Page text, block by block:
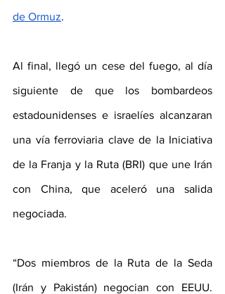
de Ormuz.
Al final, llegó un cese del fuego, al día
siguiente de que los bombardeos
estadounidenses e israelíes alcanzaran
una vía ferroviaria clave de la Iniciativa
de la Franja y la Ruta (BRI) que une Irán
con China, que aceleró una salida
negociada.
“Dos miembros de la Ruta de la Seda
(Irán y Pakistán) negocian con EEUU.